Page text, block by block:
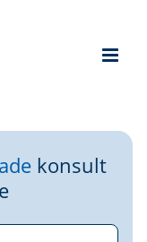
konsult